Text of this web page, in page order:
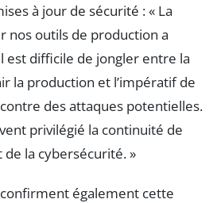
à jour de sécurité : « La
nos outils de production a
est difficile de jongler entre la
la production et l’impératif de
des attaques potentielles.
privilégié la continuité de
de la cybersécurité. »
également cette